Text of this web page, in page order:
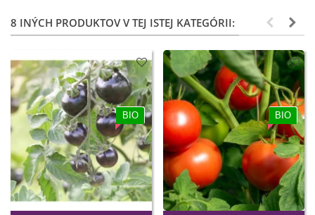
8 INÝCH PRODUKTOV V TEJ ISTEJ KATEGÓRII:
BIO BIO